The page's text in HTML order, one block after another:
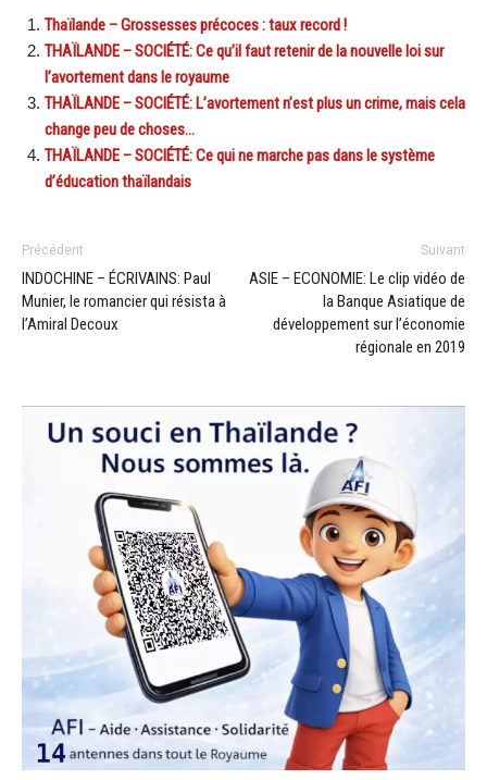
Thaïlande – Grossesses précoces : taux record !
THAÏLANDE – SOCIÉTÉ: Ce qu’il faut retenir de la nouvelle loi sur
l’avortement dans le royaume
THAÏLANDE – SOCIÉTÉ: L’avortement n’est plus un crime, mais cela
change peu de choses…
THAÏLANDE – SOCIÉTÉ: Ce qui ne marche pas dans le système
d’éducation thaïlandais
Précédent
INDOCHINE – ÉCRIVAINS: Paul
Munier, le romancier qui résista à
l’Amiral Decoux
Suivant
ASIE – ECONOMIE: Le clip vidéo de
la Banque Asiatique de
développement sur l’économie
régionale en 2019